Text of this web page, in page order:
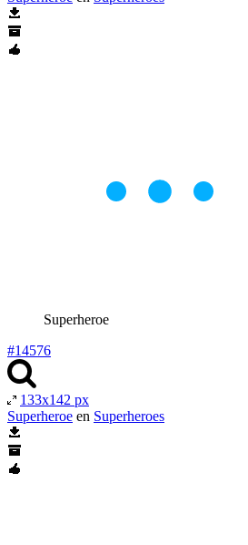
Superheroe
#14576
133x142 px
Superheroe en Superheroes